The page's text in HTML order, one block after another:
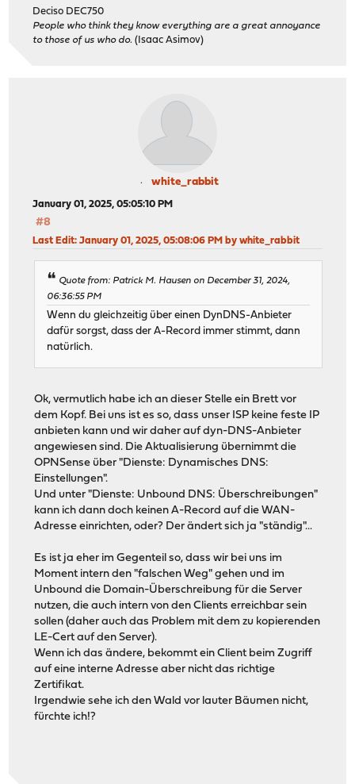
Deciso DEC750
People who think they know everything are a great annoyance
to those of us who do. (Isaac Asimov)
white_rabbit
January 01, 2025, 05:05:10 PM
#8
Last Edit: January 01, 2025, 05:08:06 PM by white_rabbit
Quote from: Patrick M. Hausen on December 31, 2024,
06:36:55 PM
Wenn du gleichzeitig über einen DynDNS-Anbieter
dafür sorgst, dass der A-Record immer stimmt, dann
natürlich.
Ok, vermutlich habe ich an dieser Stelle ein Brett vor
dem Kopf. Bei uns ist es so, dass unser ISP keine feste IP
anbieten kann und wir daher auf dyn-DNS-Anbieter
angewiesen sind. Die Aktualisierung übernimmt die
OPNSense über "Dienste: Dynamisches DNS:
Einstellungen".
Und unter "Dienste: Unbound DNS: Überschreibungen"
kann ich dann doch keinen A-Record auf die WAN-
Adresse einrichten, oder? Der ändert sich ja "ständig"...
Es ist ja eher im Gegenteil so, dass wir bei uns im
Moment intern den "falschen Weg" gehen und im
Unbound die Domain-Überschreibung für die Server
nutzen, die auch intern von den Clients erreichbar sein
sollen (daher auch das Problem mit dem zu kopierenden
LE-Cert auf den Server).
Wenn ich das ändere, bekommt ein Client beim Zugriff
auf eine interne Adresse aber nicht das richtige
Zertifikat.
Irgendwie sehe ich den Wald vor lauter Bäumen nicht,
fürchte ich!?